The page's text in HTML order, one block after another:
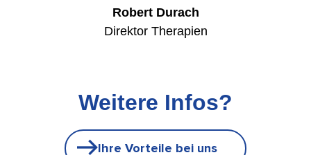
Robert Durach
Direktor Therapien
Weitere Infos?
Ihre Vorteile bei uns